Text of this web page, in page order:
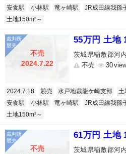
安食駅
小林駅 竜ヶ崎駅 JR成田線我孫
土地150m²～
不売
2024.7.22
55万円 土地
茨城県稲敷郡河
不売
30
2024.7.18 競売 水戸地裁龍ケ崎支部 土
安食駅
小林駅 竜ヶ崎駅 JR成田線我孫
土地150m²～
不売
61万円 土地
茨城県稲敷郡河